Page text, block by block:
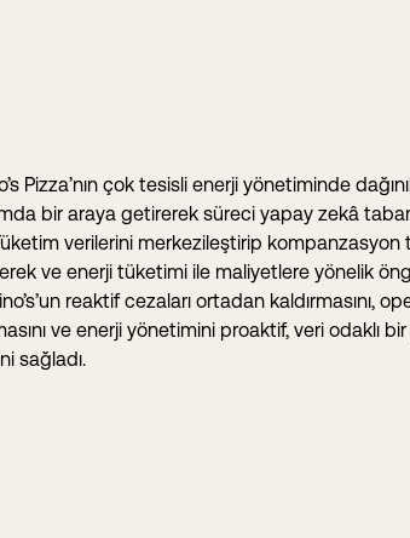
Pizza’nın çok tesisli enerji yönetiminde
bir araya getirerek süreci yapay zekâ
verilerini merkezileştirip kompanzasyon
ve enerji tüketimi ile maliyetlere yönelik
reaktif cezaları ortadan kaldırmasını,
ve enerji yönetimini proaktif, veri odaklı bir
sağladı.